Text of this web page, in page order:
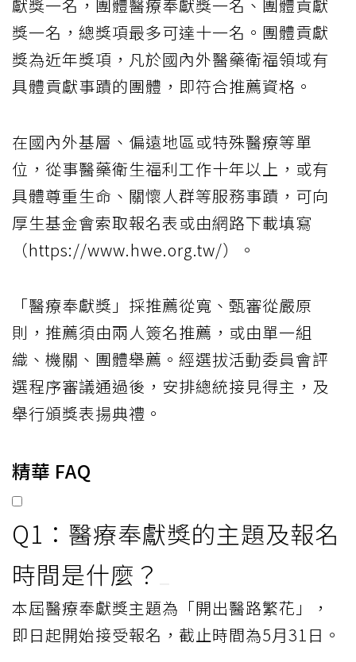
獻獎一名，團體醫療奉獻獎一名、團體貢獻
獎一名，總獎項最多可達十一名。團體貢獻
獎為近年獎項，凡於國內外醫藥衛福領域有
具體貢獻事蹟的團體，即符合推薦資格。
在國內外基層、偏遠地區或特殊醫療等單
位，從事醫藥衛生福利工作十年以上，或有
具體尊重生命、關懷人群等服務事蹟，可向
厚生基金會索取報名表或由網路下載填寫
（https://www.hwe.org.tw/）。
「醫療奉獻獎」採推薦從寬、甄審從嚴原
則，推薦須由兩人簽名推薦，或由單一組
織、機關、團體舉薦。經選拔活動委員會評
選程序審議通過後，安排總統接見得主，及
舉行頒獎表揚典禮。
精華 FAQ
Q1：醫療奉獻獎的主題及報名
時間是什麼？
本屆醫療奉獻獎主題為「開出醫路繁花」，
即日起開始接受報名，截止時間為5月31日。